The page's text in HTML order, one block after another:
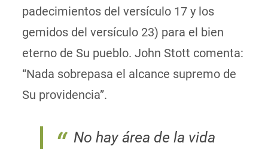
padecimientos del versículo 17 y los
gemidos del versículo 23) para el bien
eterno de Su pueblo. John Stott comenta:
“Nada sobrepasa el alcance supremo de
Su providencia”.
No hay área de la vida